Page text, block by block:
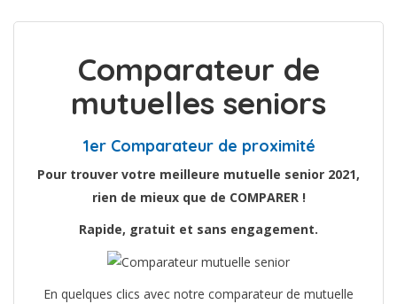
Comparateur de
mutuelles seniors
1er Comparateur de proximité
Pour trouver votre meilleure mutuelle senior 2021,
rien de mieux que de COMPARER !
Rapide, gratuit et sans engagement.
En quelques clics avec notre comparateur de mutuelle